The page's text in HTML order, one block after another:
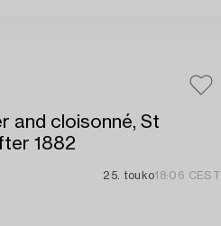
and cloisonné, St
1882
25. touko18:06 CEST